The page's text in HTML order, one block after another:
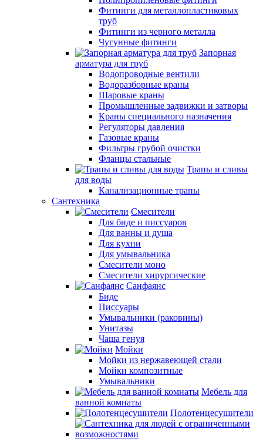
Фитинги для металлопластиковых
труб
Фитинги из черного металла
Чугунные фитинги
Запорная
арматура для труб
Водопроводные вентили
Водоразборные краны
Шаровые краны
Промышленные задвижки и затворы
Краны специального назначения
Регуляторы давления
Газовые краны
Фильтры грубой очистки
Фланцы стальные
Трапы и сливы
для воды
Канализационные трапы
Сантехника
Смесители
Для биде и писсуаров
Для ванны и душа
Для кухни
Для умывальника
Смесители моно
Смесители хирургические
Санфаянс
Биде
Писсуары
Умывальники (раковины)
Унитазы
Чаша генуя
Мойки
Мойки из нержавеющей стали
Мойки композитные
Умывальники
Мебель для
ванной комнаты
Полотенцесушители